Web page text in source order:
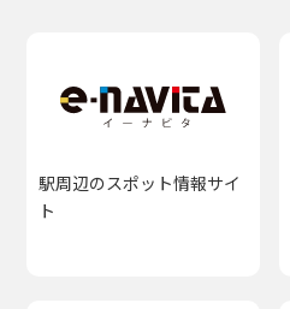
駅周辺のスポット情報サイ
ト